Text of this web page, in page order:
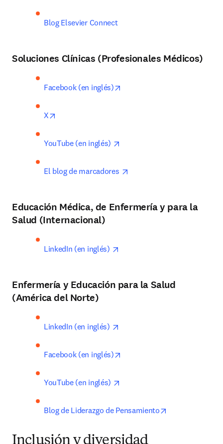
Blog Elsevier Connect
Soluciones Clínicas (Profesionales Médicos)
Facebook (en inglés)
X
YouTube (en inglés)
El blog de marcadores
Educación Médica, de Enfermería y para la
Salud (Internacional)
LinkedIn (en inglés)
Enfermería y Educación para la Salud
(América del Norte)
LinkedIn (en inglés)
Facebook (en inglés)
YouTube (en inglés)
Blog de Liderazgo de Pensamiento
Inclusión y diversidad